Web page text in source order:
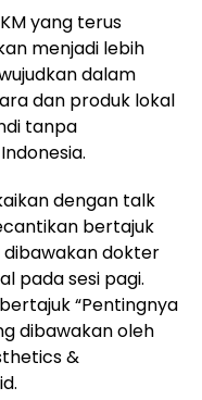
yang terus
menjadi lebih
dalam
dan produk lokal
tanpa
dengan talk
bertajuk
dibawakan dokter
pada sesi pagi.
“Pentingnya
dibawakan oleh
&